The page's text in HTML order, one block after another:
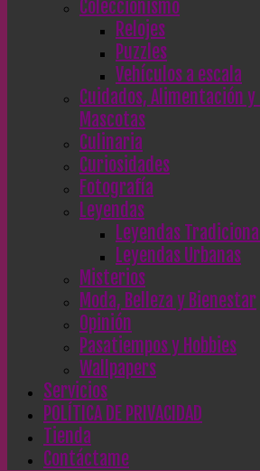
Coleccionismo
Relojes
Puzzles
Vehículos a escala
Cuidados, Alimentación
Mascotas
Culinaria
Curiosidades
Fotografía
Leyendas
Leyendas
Leyendas Urbanas
Misterios
Moda, Belleza y Bienestar
Opinión
Pasatiempos y Hobbies
Wallpapers
Servicios
POLÍTICA DE PRIVACIDAD
Tienda
Contáctame